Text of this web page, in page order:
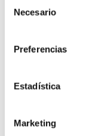
política de cookies
Necesario
Preferencias
Estadística
Marketing
noviembre 2025
julio 2025